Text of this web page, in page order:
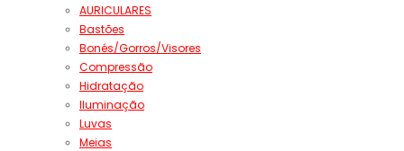
AURICULARES
Bastões
Bonés/Gorros/Visores
Compressão
Hidratação
Iluminação
Luvas
Meias